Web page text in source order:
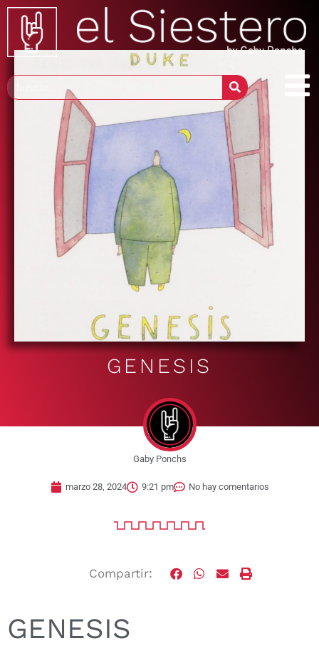
GENESIS
Gaby Ponchs
marzo 28, 2024 9:21 pm No hay comentarios
Compartir:
GENESIS